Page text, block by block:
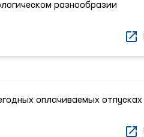
разнообразии
оплачиваемых отпусках